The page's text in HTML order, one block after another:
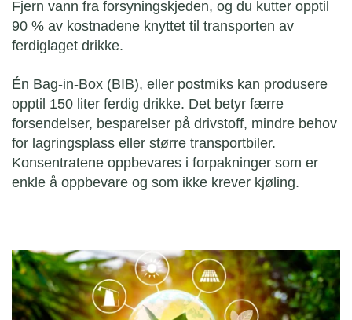
Fjern vann fra forsyningskjeden, og du kutter opptil
90 % av kostnadene knyttet til transporten av
ferdiglaget drikke.
Én Bag-in-Box (BIB), eller postmiks kan produsere
opptil 150 liter ferdig drikke. Det betyr færre
forsendelser, besparelser på drivstoff, mindre behov
for lagringsplass eller større transportbiler.
Konsentratene oppbevares i forpakninger som er
enkle å oppbevare og som ikke krever kjøling.